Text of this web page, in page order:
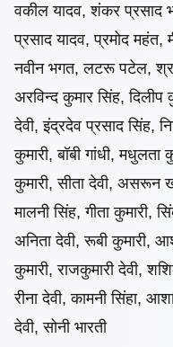
वकील यादव, शंकर प्रसाद
प्रसाद यादव, प्रमोद महंत,
नवीन भगत, लटरू पटेल,
अरविन्द कुमार सिंह, दिलीप
देवी, इंद्रदेव प्रसाद सिंह,
कुमारी, बॉबी गांधी, मधुलता
कुमारी, सीता देवी, असरून
मालनी सिंह, गीता कुमारी,
अनिता देवी, रूबी कुमारी,
कुमारी, राजकुमारी देवी,
रीना देवी, कामनी सिंहा,
देवी, सोनी भारती